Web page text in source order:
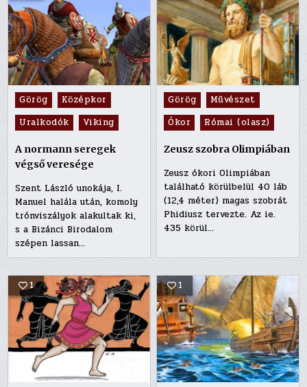
Posted
in
Görög
Középkor
Uralkodók
Viking
A normann seregek
végső veresége
Szent László unokája, I.
Manuel halála után, komoly
trónviszályok alakultak ki,
s a Bizánci Birodalom
szépen lassan…
Posted
in
Görög
Művészet
Ókor
Római (olasz)
Zeusz szobra Olimpiában
Zeusz ókori Olimpiában
található körülbelül 40 láb
(12,4 méter) magas szobrát
Phidiusz tervezte. Az ie.
435 körül…
1 1